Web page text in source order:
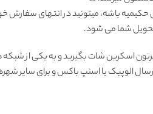
باشه، میتونید در انتهای سفارش
اسکرین شات بگیرید و به یکی از شبکه
الوپیک یا اسنپ باکس و برای سایر